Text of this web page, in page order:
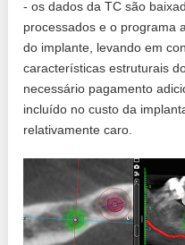
- os dados da TC são
processados ​​e o programa
do implante, levando em
características estruturais
necessário pagamento
incluído no custo da
relativamente caro.